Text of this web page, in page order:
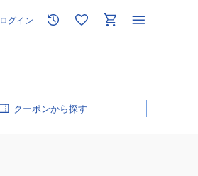
ログイン
クーポン